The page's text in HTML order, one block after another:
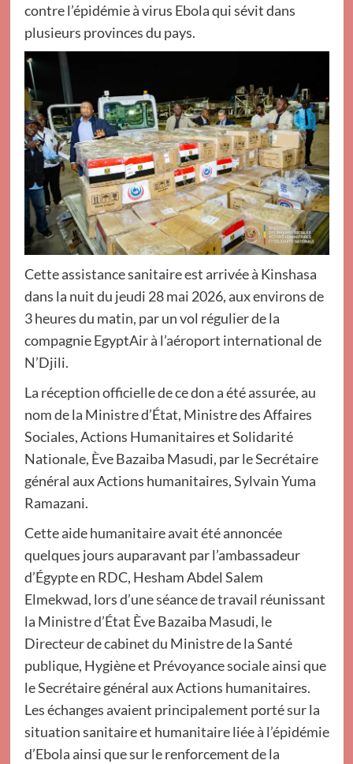
contre l’épidémie à virus Ebola qui sévit dans
plusieurs provinces du pays.
Cette assistance sanitaire est arrivée à Kinshasa
dans la nuit du jeudi 28 mai 2026, aux environs de
3 heures du matin, par un vol régulier de la
compagnie EgyptAir à l’aéroport international de
N’Djili.
La réception officielle de ce don a été assurée, au
nom de la Ministre d’État, Ministre des Affaires
Sociales, Actions Humanitaires et Solidarité
Nationale, Ève Bazaiba Masudi, par le Secrétaire
général aux Actions humanitaires, Sylvain Yuma
Ramazani.
Cette aide humanitaire avait été annoncée
quelques jours auparavant par l’ambassadeur
d’Égypte en RDC, Hesham Abdel Salem
Elmekwad, lors d’une séance de travail réunissant
la Ministre d’État Ève Bazaiba Masudi, le
Directeur de cabinet du Ministre de la Santé
publique, Hygiène et Prévoyance sociale ainsi que
le Secrétaire général aux Actions humanitaires.
Les échanges avaient principalement porté sur la
situation sanitaire et humanitaire liée à l’épidémie
d’Ebola ainsi que sur le renforcement de la